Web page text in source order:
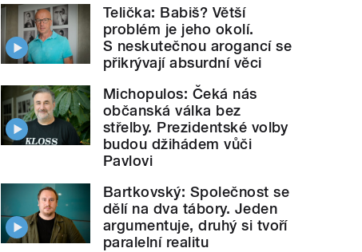
Telička: Babiš? Větší
problém je jeho okolí.
S neskutečnou arogancí se
přikrývají absurdní věci
Michopulos: Čeká nás
občanská válka bez
střelby. Prezidentské volby
budou džihádem vůči
Pavlovi
Bartkovský: Společnost se
dělí na dva tábory. Jeden
argumentuje, druhý si tvoří
paralelní realitu